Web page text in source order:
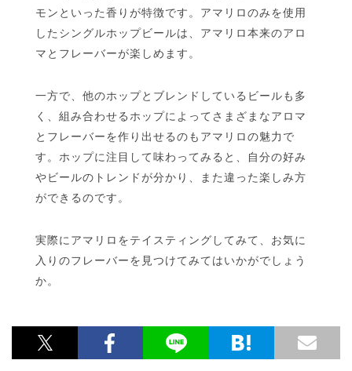
モンといった香りが特徴です。アマリロのみを使用
したシングルホップビールは、アマリロ本来のアロ
マとフレーバーが楽しめます。
一方で、他のホップとブレンドしているビールも多
く、組み合わせるホップによってさまざまなアロマ
とフレーバーを作り出せるのもアマリロの魅力で
す。ホップに注目して味わってみると、自分の好み
やビールのトレンドが分かり、また違った楽しみ方
ができるのです。
実際にアマリロをテイスティングしてみて、お気に
入りのフレーバーを見つけてみてはいかがでしょう
か。